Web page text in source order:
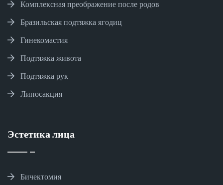
Комплексная преображение после родов
Бразильская подтяжка ягодиц
Гинекомастия
Подтяжка живота
Подтяжка рук
Липосакция
Эстетика лица
Бичектомия